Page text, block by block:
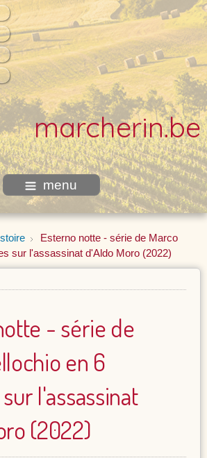
marcherin.be
menu
Esterno notte - série de Marco
sur l'assassinat d'Aldo Moro (2022)
- série de
en 6
l'assassinat
(2022)